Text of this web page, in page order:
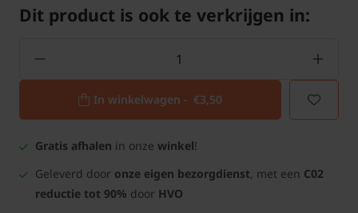
Dit product is ook te verkrijgen in:
In winkelwagen - €3,50
Gratis afhalen in onze winkel!
Geleverd door onze eigen bezorgdienst, met een C02
reductie tot 90% door HVO